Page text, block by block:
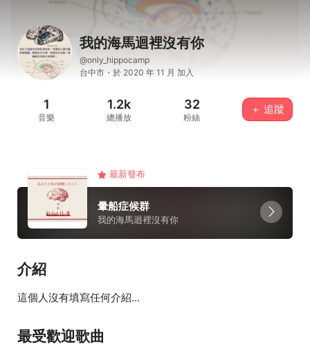
我的海馬迴裡沒有你
@only_hippocamp
台中市・於 2020 年 11 月 加入
1
音樂
1.2k
總播放
32
粉絲
＋ 追蹤
最新發布
暈船症候群
我的海馬迴裡沒有你
介紹
這個人沒有填寫任何介紹...
最受歡迎歌曲